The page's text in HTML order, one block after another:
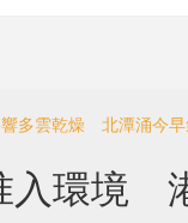
多雲乾燥 北潭涌今
入環境